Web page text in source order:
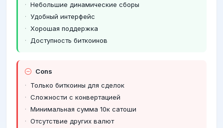
Небольшие динамические сборы
Удобный интерфейс
Хорошая поддержка
Доступность биткоинов
Cons
Только биткоины для сделок
Сложности с конвертацией
Минимальная сумма 10к сатоши
Отсутствие других валют